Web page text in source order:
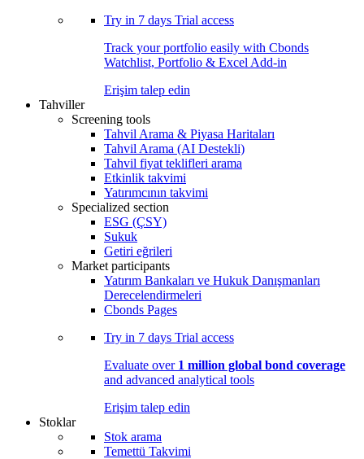
Try in 7 days Trial access
Track your portfolio easily with Cbonds
Watchlist, Portfolio & Excel Add-in
Erişim talep edin
Tahviller
Screening tools
Tahvil Arama & Piyasa Haritaları
Tahvil Arama (AI Destekli)
Tahvil fiyat teklifleri arama
Etkinlik takvimi
Yatırımcının takvimi
Specialized section
ESG (ÇSY)
Sukuk
Getiri eğrileri
Market participants
Yatırım Bankaları ve Hukuk Danışmanları
Derecelendirmeleri
Cbonds Pages
Try in 7 days Trial access
Evaluate over 1 million global bond coverage
and advanced analytical tools
Erişim talep edin
Stoklar
Stok arama
Temettü Takvimi